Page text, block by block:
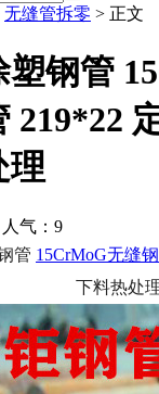
无缝管拆零 > 正文
塑钢管
219*22
理
气： 9
管 15CrMoG无缝
下料热处